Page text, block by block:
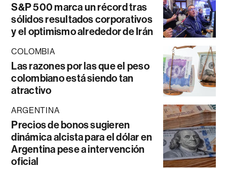
S&P 500 marca un récord tras
sólidos resultados corporativos
y el optimismo alrededor de Irán
COLOMBIA
Las razones por las que el peso
colombiano está siendo tan
atractivo
ARGENTINA
Precios de bonos sugieren
dinámica alcista para el dólar en
Argentina pese a intervención
oficial